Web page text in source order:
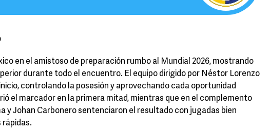
en el amistoso de preparación rumbo al Mundial 2026, mostrando
durante todo el encuentro. El equipo dirigido por Néstor Lorenzo
controlando la posesión y aprovechando cada oportunidad
el marcador en la primera mitad, mientras que en el complemento
y Johan Carbonero sentenciaron el resultado con jugadas bien
rápidas.